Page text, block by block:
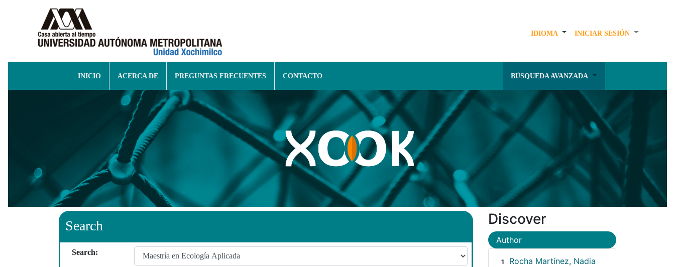
IDIOMA INICIAR SESIÓN
INICIO ACERCA DE PREGUNTAS FRECUENTES CONTACTO BÚSQUEDA AVANZADA
Search
Search:
Discover
Author
1 Rocha Martínez, Nadia